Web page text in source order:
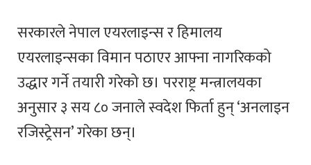
सरकारले नेपाल एयरलाइन्स र हिमालय
एयरलाइन्सका विमान पठाएर आफ्ना नागरिकको
उद्धार गर्ने तयारी गरेको छ। परराष्ट्र मन्त्रालयका
अनुसार ३ सय ८० जनाले स्वदेश फिर्ता हुन् ‘अनलाइन
रजिस्ट्रेसन’ गरेका छन्।